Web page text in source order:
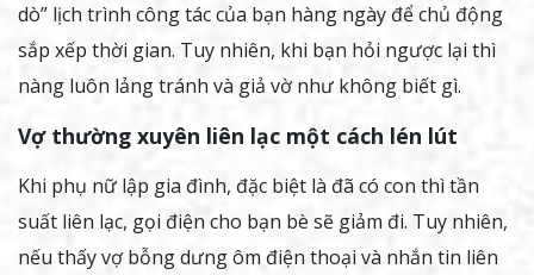
dò” lịch trình công tác của bạn hàng ngày để chủ động
sắp xếp thời gian. Tuy nhiên, khi bạn hỏi ngược lại thì
nàng luôn lảng tránh và giả vờ như không biết gì.
Vợ thường xuyên liên lạc một cách lén lút
Khi phụ nữ lập gia đình, đặc biệt là đã có con thì tần
suất liên lạc, gọi điện cho bạn bè sẽ giảm đi. Tuy nhiên,
nếu thấy vợ bỗng dưng ôm điện thoại và nhắn tin liên